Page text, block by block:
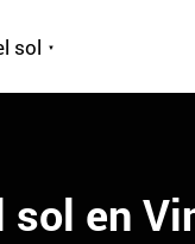
sol
sol en